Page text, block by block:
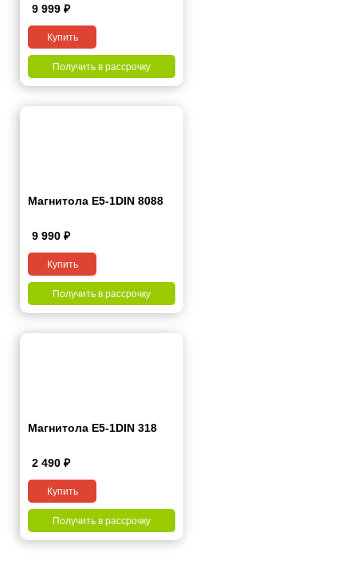
9 999 ₽
Купить
Получить в рассрочку
Магнитола E5-1DIN 8088
9 990 ₽
Купить
Получить в рассрочку
Магнитола E5-1DIN 318
2 490 ₽
Купить
Получить в рассрочку